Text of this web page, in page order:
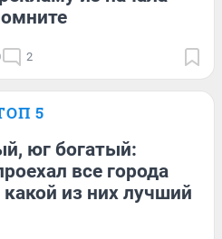
2
5
юг богатый:
все города
из них лучший